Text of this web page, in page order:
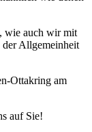
wie auch wir mit
der Allgemeinheit
Ottakring am
auf Sie!